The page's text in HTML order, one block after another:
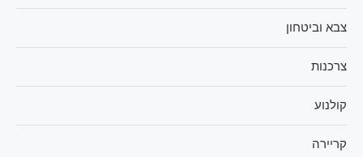
צבא וביטחון
צרכנות
קולנוע
קריירה